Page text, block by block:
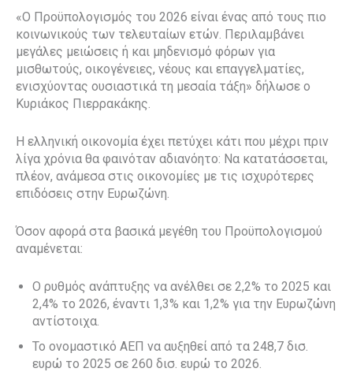
«Ο Προϋπολογισμός του 2026 είναι ένας από τους πιο
κοινωνικούς των τελευταίων ετών. Περιλαμβάνει
μεγάλες μειώσεις ή και μηδενισμό φόρων για
μισθωτούς, οικογένειες, νέους και επαγγελματίες,
ενισχύοντας ουσιαστικά τη μεσαία τάξη» δήλωσε ο
Κυριάκος Πιερρακάκης.
Η ελληνική οικονομία έχει πετύχει κάτι που μέχρι πριν
λίγα χρόνια θα φαινόταν αδιανόητο: Να κατατάσσεται,
πλέον, ανάμεσα στις οικονομίες με τις ισχυρότερες
επιδόσεις στην Ευρωζώνη.
Όσον αφορά στα βασικά μεγέθη του Προϋπολογισμού
αναμένεται:
Ο ρυθμός ανάπτυξης να ανέλθει σε 2,2% το 2025 και
2,4% το 2026, έναντι 1,3% και 1,2% για την Ευρωζώνη
αντίστοιχα.
Το ονομαστικό ΑΕΠ να αυξηθεί από τα 248,7 δισ.
ευρώ το 2025 σε 260 δισ. ευρώ το 2026.